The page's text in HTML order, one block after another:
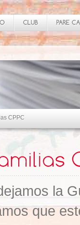
CPPC
la
que